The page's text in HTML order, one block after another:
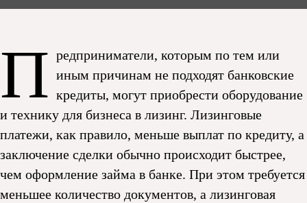
П редприниматели, которым по тем или
иным причинам не подходят банковские
кредиты, могут приобрести оборудование
и технику для бизнеса в лизинг. Лизинговые
платежи, как правило, меньше выплат по кредиту, а
заключение сделки обычно происходит быстрее,
чем оформление займа в банке. При этом требуется
меньшее количество документов, а лизинговая